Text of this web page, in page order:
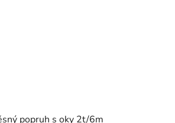
popruh s oky 2t/6m